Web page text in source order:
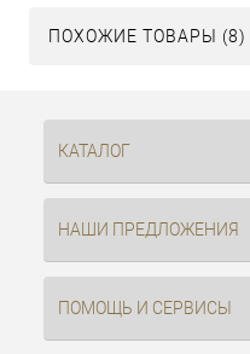
ПОХОЖИЕ ТОВАРЫ (8)
КАТАЛОГ
НАШИ ПРЕДЛОЖЕНИЯ
ПОМОЩЬ И СЕРВИСЫ